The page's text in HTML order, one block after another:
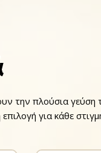
την πλούσια
για κάθε